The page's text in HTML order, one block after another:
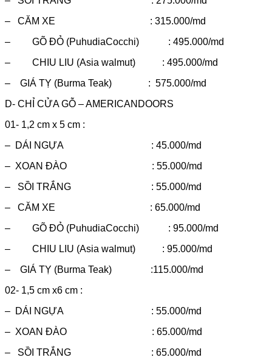
– CĂM XE : 315.000/md
– GÕ ĐỎ (PuhudiaCocchi) : 495.000/md
– CHIU LIU (Asia walmut) : 495.000/md
– GIÁ TỴ (Burma Teak) : 575.000/md
D- CHỈ CỬA GỖ – AMERICANDOORS
01- 1,2 cm x 5 cm :
– DÁI NGỰA : 45.000/md
– XOAN ĐÀO : 55.000/md
– SỒI TRẮNG : 55.000/md
– CĂM XE : 65.000/md
– GÕ ĐỎ (PuhudiaCocchi) : 95.000/md
– CHIU LIU (Asia walmut) : 95.000/md
– GIÁ TỴ (Burma Teak) :115.000/md
02- 1,5 cm x6 cm :
– DÁI NGỰA : 55.000/md
– XOAN ĐÀO : 65.000/md
– SỒI TRẮNG : 65.000/md